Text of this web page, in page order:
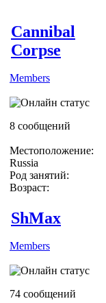
Cannibal
Corpse
Members
8 сообщений
Местоположение:
Russia
Род занятий:
Возраст:
ShMax
Members
74 сообщений